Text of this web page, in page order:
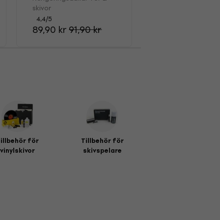
skivor
4,4/5
89,90 kr91,90 kr
för
vinylskivor
Tillbehör för
skivspelare